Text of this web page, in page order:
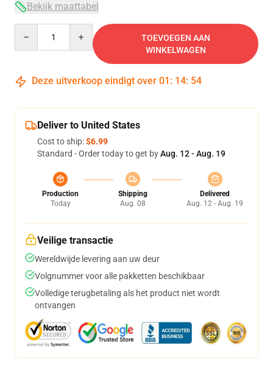
Bekijk maattabel
TOEVOEGEN AAN
WINKELWAGEN
Deze uitverkoop eindigt over 01 : 14: 53
Deliver to United States
Cost to ship:$6.99
Standard - Order today to get byAug. 12 - Aug. 19
Production
Today
Shipping
Aug. 08
Delivered
Aug. 12 - Aug. 19
Veilige transactie
Wereldwijde levering aan uw deur
Volgnummer voor alle pakketten beschikbaar
Volledige terugbetaling als het product niet wordt
ontvangen